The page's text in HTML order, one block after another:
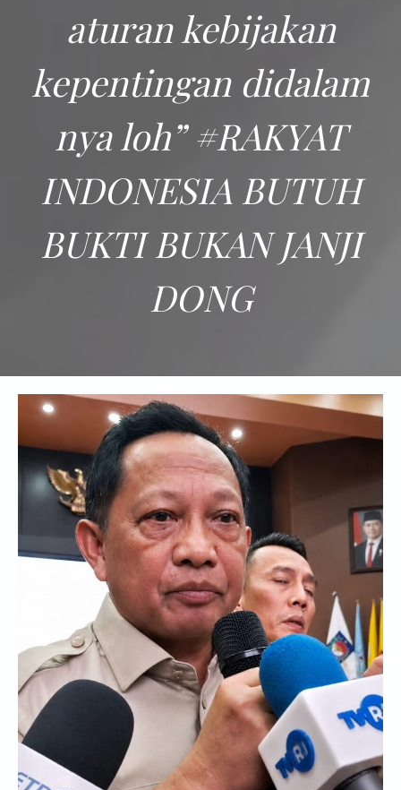
aturan kebijakan
kepentingan didalam
nya loh” #RAKYAT
INDONESIA BUTUH
BUKTI BUKAN JANJI
DONG